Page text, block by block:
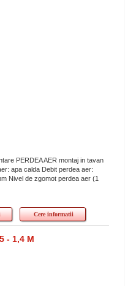
PERDEA AER montaj in tavan
apa calda Debit perdea aer:
Nivel de zgomot perdea aer (1
Cere informatii
- 1,4 M